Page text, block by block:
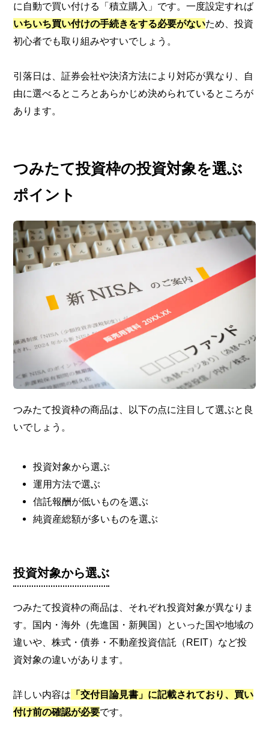
に自動で買い付ける「積立購入」です。一度設定すれば
いちいち買い付けの手続きをする必要がないため、投資
初心者でも取り組みやすいでしょう。
引落日は、証券会社や決済方法により対応が異なり、自
由に選べるところとあらかじめ決められているところが
あります。
つみたて投資枠の投資対象を選ぶ
ポイント
つみたて投資枠の商品は、以下の点に注目して選ぶと良
いでしょう。
投資対象から選ぶ
運用方法で選ぶ
信託報酬が低いものを選ぶ
純資産総額が多いものを選ぶ
投資対象から選ぶ
つみたて投資枠の商品は、それぞれ投資対象が異なりま
す。国内・海外（先進国・新興国）といった国や地域の
違いや、株式・債券・不動産投資信託（REIT）など投
資対象の違いがあります。
詳しい内容は 「交付目論見書」に記載されており、買い
付け前の確認が必要です。